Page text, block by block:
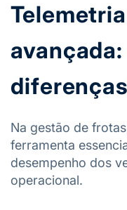
Na gestão de
ferramenta
desempenho dos
operacional.